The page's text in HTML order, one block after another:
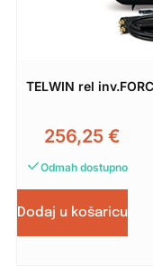
TELWIN rel
256,25 €
Odmah dostupno
Dodaj u košaricu